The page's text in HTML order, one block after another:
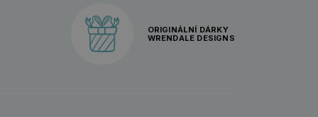
ORIGINÁLNÍ DÁRKY
WRENDALE DESIGNS